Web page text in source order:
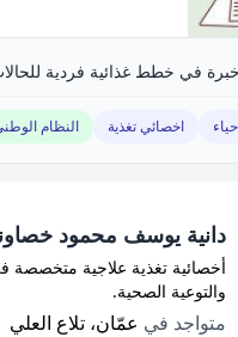
في خطط غذائية فردية
اخصائي تغذية النظام
دانية يوسف محمود
أخصائية تغذية علاجية متخصصة
والتوعية الصحية.
متواجد في عمّان، تلاع العلي